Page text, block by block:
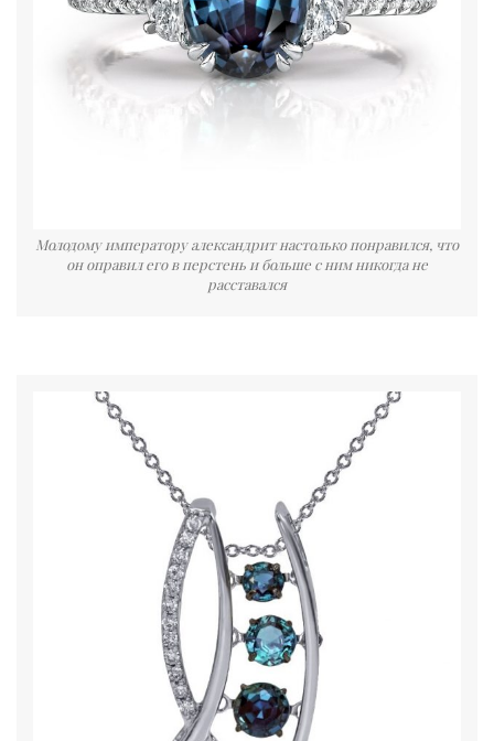
Молодому императору александрит настолько понравился, что
он оправил его в перстень и больше с ним никогда не
расставался